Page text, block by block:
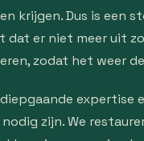
krijgen. Dus is
dat er niet meer uit
zodat het weer
expertise
zijn. We